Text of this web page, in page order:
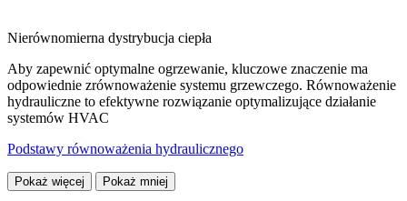
Nierównomierna dystrybucja ciepła
Aby zapewnić optymalne ogrzewanie, kluczowe znaczenie ma
odpowiednie zrównoważenie systemu grzewczego. Równoważenie
hydrauliczne to efektywne rozwiązanie optymalizujące działanie
systemów HVAC
Podstawy równoważenia hydraulicznego
Pokaż więcej Pokaż mniej